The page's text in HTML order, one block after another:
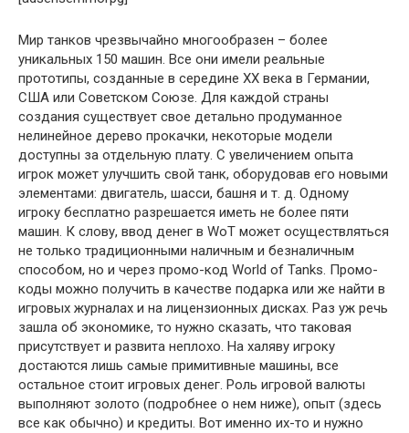
Мир танков чрезвычайно многообразен – более
уникальных 150 машин. Все они имели реальные
прототипы, созданные в середине XX века в Германии,
США или Советском Союзе. Для каждой страны
создания существует свое детально продуманное
нелинейное дерево прокачки, некоторые модели
доступны за отдельную плату. С увеличением опыта
игрок может улучшить свой танк, оборудовав его новыми
элементами: двигатель, шасси, башня и т. д. Одному
игроку бесплатно разрешается иметь не более пяти
машин. К слову, ввод денег в WoT может осуществляться
не только традиционными наличным и безналичным
способом, но и через промо-код World of Tanks. Промо-
коды можно получить в качестве подарка или же найти в
игровых журналах и на лицензионных дисках. Раз уж речь
зашла об экономике, то нужно сказать, что таковая
присутствует и развита неплохо. На халяву игроку
достаются лишь самые примитивные машины, все
остальное стоит игровых денег. Роль игровой валюты
выполняют золото (подробнее о нем ниже), опыт (здесь
все как обычно) и кредиты. Вот именно их-то и нужно